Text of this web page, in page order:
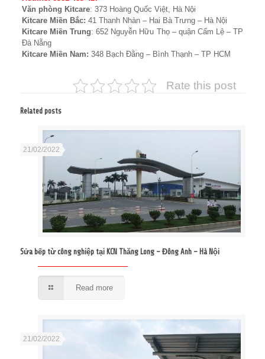
Văn phòng Kitcare: 373 Hoàng Quốc Việt, Hà Nội
Kitcare Miền Bắc: 41 Thanh Nhàn – Hai Bà Trưng – Hà Nội
Kitcare Miền Trung: 652 Nguyễn Hữu Thọ – quận Cẩm Lệ – TP
Đà Nẵng
Kitcare Miền Nam: 348 Bạch Đằng – Bình Thạnh – TP HCM
Rate this post
Related posts
21/02/2022
Sửa bếp từ công nghiệp tại KCN Thăng Long – Đông Anh – Hà Nội
Read more
21/02/2022